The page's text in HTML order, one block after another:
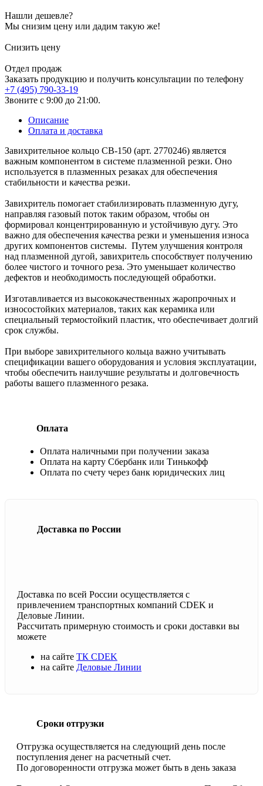
Нашли дешевле?
Мы снизим цену или дадим такую же!
Снизить цену
Отдел продаж
Заказать продукцию и получить консультации по телефону
+7 (495) 790-33-19
Звоните с 9:00 до 21:00.
Описание
Оплата и доставка
Завихрительное кольцо CB-150 (арт. 2770246) является
важным компонентом в системе плазменной резки. Оно
используется в плазменных резаках для обеспечения
стабильности и качества резки.
Завихритель помогает стабилизировать плазменную дугу,
направляя газовый поток таким образом, чтобы он
формировал концентрированную и устойчивую дугу. Это
важно для обеспечения качества резки и уменьшения износа
других компонентов системы. Путем улучшения контроля
над плазменной дугой, завихритель способствует получению
более чистого и точного реза. Это уменьшает количество
дефектов и необходимость последующей обработки.
Изготавливается из высококачественных жаропрочных и
износостойких материалов, таких как керамика или
специальный термостойкий пластик, что обеспечивает долгий
срок службы.
При выборе завихрительного кольца важно учитывать
спецификации вашего оборудования и условия эксплуатации,
чтобы обеспечить наилучшие результаты и долговечность
работы вашего плазменного резака.
Оплата
Оплата наличными при получении заказа
Оплата на карту Сбербанк или Тинькофф
Оплата по счету через банк юридических лиц
Доставка по России
Доставка по всей России осуществляется с
привлечением транспортных компаний CDEK и
Деловые Линии.
Рассчитать примерную стоимость и сроки доставки вы
можете
на сайте ТК CDEK
на сайте Деловые Линии
Сроки отгрузки
Отгрузка осуществляется на следующий день после
поступления денег на расчетный счет.
По договоренности отгрузка может быть в день заказа